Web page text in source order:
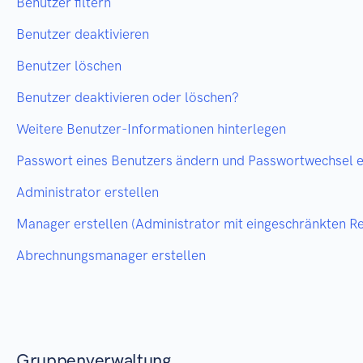
Benutzer deaktivieren
Benutzer löschen
Benutzer deaktivieren oder löschen?
Weitere Benutzer-Informationen hinterlegen
Passwort eines Benutzers ändern und Passwortwechsel
Administrator erstellen
Manager erstellen (Administrator mit eingeschränkten
Abrechnungsmanager erstellen